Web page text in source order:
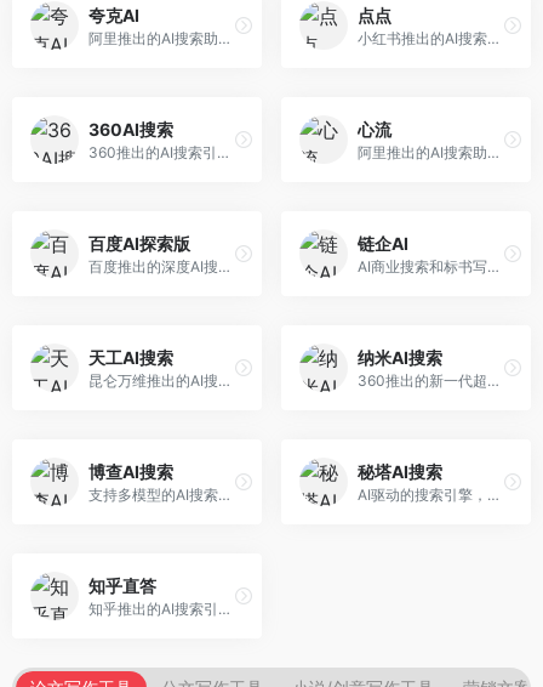
夸克AI
阿里推出的AI搜索助手，整合搜索与AI功能。面向年轻用户，提供智能搜索、文档处理、学习辅助等服务，与夸克生态深度整合。
点点
小红书推出的AI搜索应用，专注于生活方式内容搜索。面向小红书用户，提供生活攻略、消费决策、内容推荐等服务，生活方式内容丰富。
360AI搜索
360推出的AI搜索引擎，专注于安全智能搜索。面向普通用户，提供智能问答、网页搜索、内容整理等服务，安全防护能力强。
心流
阿里推出的AI搜索助手，专注于智能信息获取。面向普通用户，提供智能搜索、内容整理、知识问答等服务，与阿里生态深度整合。
百度AI探索版
百度推出的深度AI搜索引擎，整合百度知识图谱。面向中文用户，提供智能问答、知识探索、内容生成等服务，知识覆盖面广。
链企AI
AI商业搜索和标书写作工具，专注于企业服务场景。面向企业用户，提供商业信息搜索、标书生成、企业分析等服务，商业信息专业。
天工AI搜索
昆仑万维推出的AI搜索引擎，整合大模型与搜索能力。面向普通用户，提供智能问答、深度搜索、内容整理等服务，中文搜索体验好。
纳米AI搜索
360推出的新一代超级AI搜索，深度整合360搜索资源。面向普通用户，提供智能问答、多模态搜索、内容生成等服务，安全可靠。
博查AI搜索
支持多模型的AI搜索引擎，整合多种大模型能力。面向AI爱好者，提供多模型搜索、答案对比、深度分析等服务，模型选择灵活。
秘塔AI搜索
AI驱动的搜索引擎，专注于无广告直达结果。面向研究者和信息获取需求者，提供深度搜索、来源标注、答案整理等服务，搜索结果干净准确，信息可信度高。
知乎直答
知乎推出的AI搜索引擎，专注于知识问答场景。面向知识获取者，提供知乎内容搜索、智能问答、知识整理等服务，专业知识丰富。